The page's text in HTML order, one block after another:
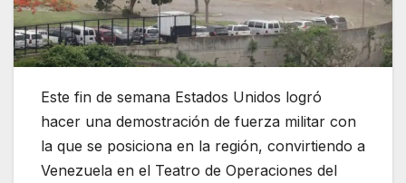
Este fin de semana Estados Unidos logró
hacer una demostración de fuerza militar con
la que se posiciona en la región, convirtiendo a
Venezuela en el Teatro de Operaciones del